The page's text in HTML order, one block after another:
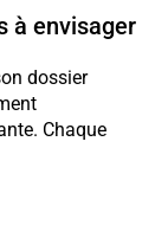
à envisager
dossier
Chaque